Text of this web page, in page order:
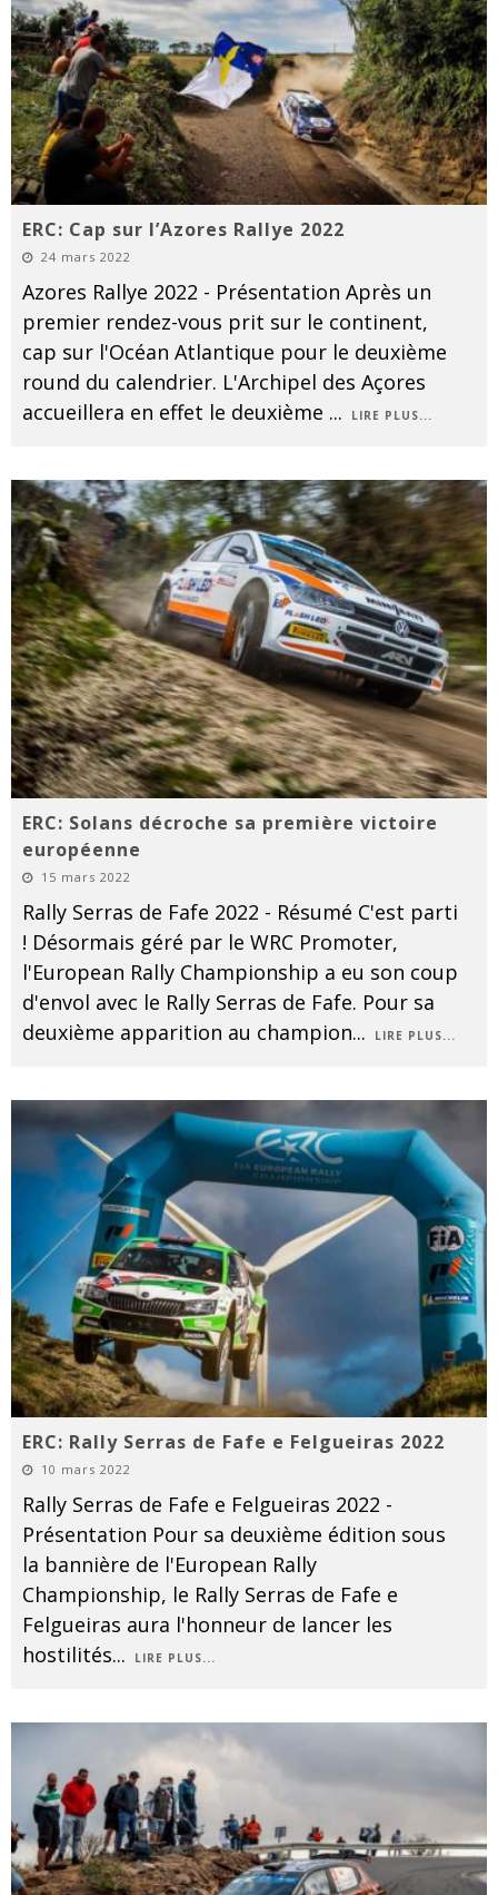
ERC: Cap sur l’Azores Rallye 2022
24 mars 2022
Azores Rallye 2022 - Présentation Après un
premier rendez-vous prit sur le continent,
cap sur l'Océan Atlantique pour le deuxième
round du calendrier. L'Archipel des Açores
accueillera en effet le deuxième ... LIRE PLUS...
ERC: Solans décroche sa première victoire
européenne
15 mars 2022
Rally Serras de Fafe 2022 - Résumé C'est parti
! Désormais géré par le WRC Promoter,
l'European Rally Championship a eu son coup
d'envol avec le Rally Serras de Fafe. Pour sa
deuxième apparition au champion... LIRE PLUS...
ERC: Rally Serras de Fafe e Felgueiras 2022
10 mars 2022
Rally Serras de Fafe e Felgueiras 2022 -
Présentation Pour sa deuxième édition sous
la bannière de l'European Rally
Championship, le Rally Serras de Fafe e
Felgueiras aura l'honneur de lancer les
hostilités... LIRE PLUS...